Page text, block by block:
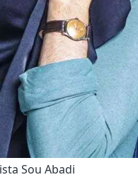
Sou Abadi